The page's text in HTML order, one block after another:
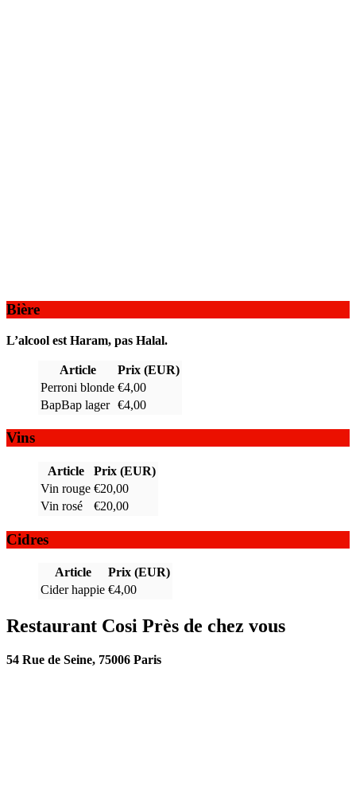
Bière
L’alcool est Haram, pas Halal.
Article
Prix (EUR)
Perroni blonde €4,00
BapBap lager €4,00
Vins
Article
Prix (EUR)
Vin rouge €20,00
Vin rosé
€20,00
Cidres
Article
Prix (EUR)
Cider happie €4,00
Restaurant Cosi Près de chez vous
54 Rue de Seine, 75006 Paris